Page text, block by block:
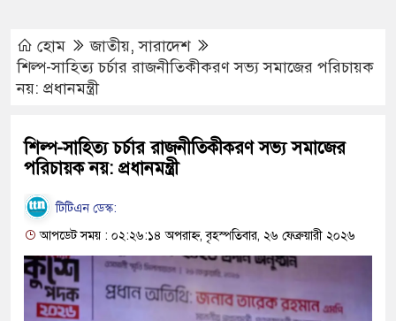
হোম জাতীয়,সারাদেশ
শিল্প-সাহিত্য চর্চার রাজনীতিকীকরণ সভ্য সমাজের পরিচায়ক
নয়: প্রধানমন্ত্রী
শিল্প-সাহিত্য চর্চার রাজনীতিকীকরণ সভ্য সমাজের
পরিচায়ক নয়: প্রধানমন্ত্রী
টিটিএন ডেস্ক:
আপডেট সময় : ০২:২৬:১৪ অপরাহ্ন, বৃহস্পতিবার, ২৬ ফেব্রুয়ারী ২০২৬